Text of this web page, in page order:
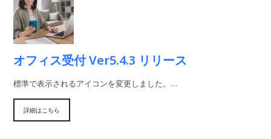
オフィス受付 Ver5.4.3 リリース
標準で表示されるアイコンを変更しました。…
詳細はこちら